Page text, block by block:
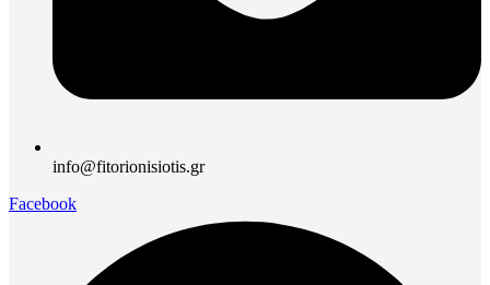
info@fitorionisiotis.gr
Facebook